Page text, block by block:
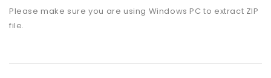
Please make sure you are using Windows PC to extract ZIP
file.